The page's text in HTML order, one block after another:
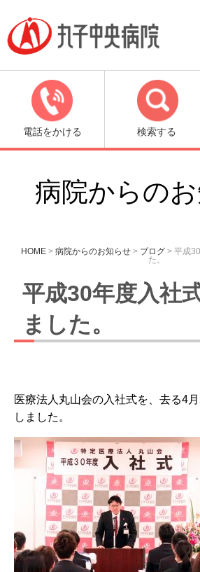
電話をかける 検索する
病院からの
HOME> 病院からのお知らせ> ブログ> 平成
た。
平成30年度入社
ました。
医療法人丸山会の入社式を、去る4
しました。